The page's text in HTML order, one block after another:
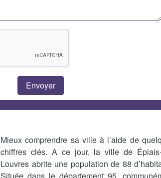
Mieux comprendre sa ville à l’aide de
chiffres clés. A ce jour, la ville de
Louvres abrite une population de 88